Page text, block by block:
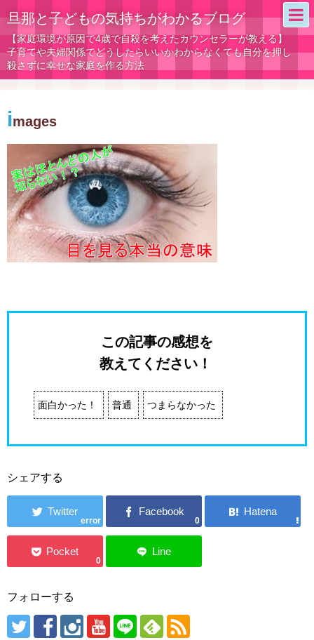
旦那と子どもの気持ちがわかるブログ
【家庭環境が原因で4歳で自殺を考えたカウンセラーが教える】
子育てや夫婦関係でどうしたらいいかわからなくても自分を押し
殺さずに幸せな家庭を作る方法
images
この記事の感想を
教えてください！
面白かった！ 普通 つまらなかった
シェアする
error 0
0
フォローする